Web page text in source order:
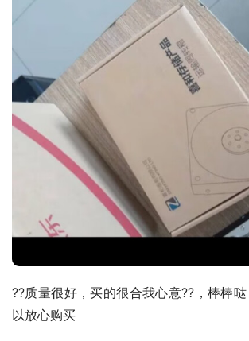
??质量很好，买的很合我心意??，棒棒
以放心购买